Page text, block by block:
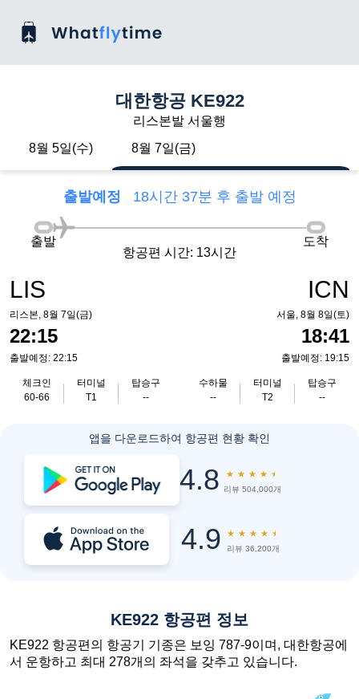
대한항공 KE922
리스본발 서울행
8월 5일(수)
8월 7일(금)
출발예정 18시간 37분 후 출발 예정
LIS
리스본, 8월 7일(금)
22:15
출발예정: 22:15
체크인
60-66
터미널
T1
탑승구
--
출발
항공편 시간: 13시간
도착
ICN
서울, 8월 8일(토)
18:41
출발예정: 19:15
수하물
--
터미널
T2
탑승구
--
앱을 다운로드하여 항공편 현황 확인
4.8 ★ ★ ★ ★ ★
리뷰 504,000개
4.9 ★ ★ ★ ★ ★
리뷰 36,200개
KE922 항공편 정보
KE922 항공편의 항공기 기종은 보잉 787-9이며, 대한항공에
서 운항하고 최대 278개의 좌석을 갖추고 있습니다.